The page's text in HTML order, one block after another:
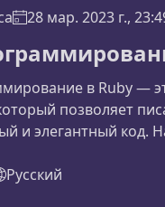
реальные
тестов и
разберём под
28 мар. 2023 г.,
в Ruby —
позволяет
и элегантный код.
техники и
а где лучше
Ниже —
Русский